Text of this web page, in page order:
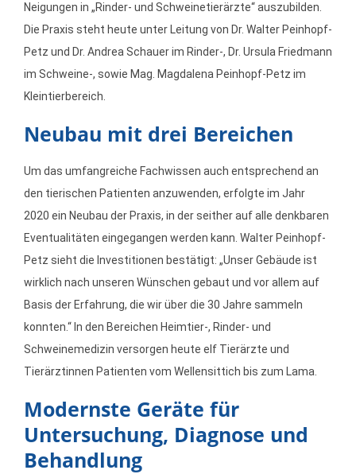
Neigungen in „Rinder- und Schweinetierärzte“ auszubilden.
Die Praxis steht heute unter Leitung von Dr. Walter Peinhopf-
Petz und Dr. Andrea Schauer im Rinder-, Dr. Ursula Friedmann
im Schweine-, sowie Mag. Magdalena Peinhopf-Petz im
Kleintierbereich.
Neubau mit drei Bereichen
Um das umfangreiche Fachwissen auch entsprechend an
den tierischen Patienten anzuwenden, erfolgte im Jahr
2020 ein Neubau der Praxis, in der seither auf alle denkbaren
Eventualitäten eingegangen werden kann. Walter Peinhopf-
Petz sieht die Investitionen bestätigt: „Unser Gebäude ist
wirklich nach unseren Wünschen gebaut und vor allem auf
Basis der Erfahrung, die wir über die 30 Jahre sammeln
konnten.“ In den Bereichen Heimtier-, Rinder- und
Schweinemedizin versorgen heute elf Tierärzte und
Tierärztinnen Patienten vom Wellensittich bis zum Lama.
Modernste Geräte für
Untersuchung, Diagnose und
Behandlung